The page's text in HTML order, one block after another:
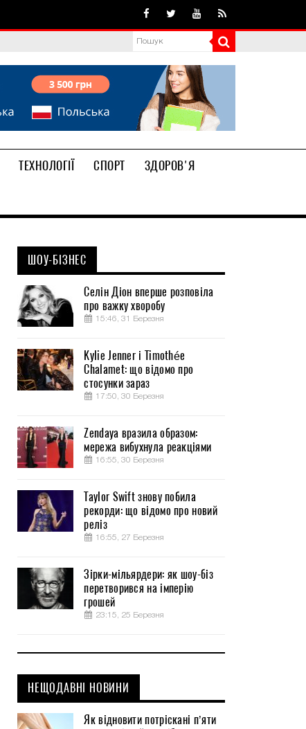
ТЕХНОЛОГІЇ СПОРТ
ЗДОРОВ'Я
ШОУ-БІЗНЕС
Селін Діон вперше розповіла
про важку хворобу
15:46, 31 Березня
Kylie Jenner і Timothée
Chalamet: що відомо про
стосунки зараз
17:50, 30 Березня
Zendaya вразила образом:
мережа вибухнула реакціями
16:55, 30 Березня
Taylor Swift знову побила
рекорди: що відомо про новий
реліз
16:55, 27 Березня
Зірки-мільярдери: як шоу-біз
перетворився на імперію
грошей
23:15, 25 Березня
НЕЩОДАВНІ НОВИНИ
Як відновити потріскані п’яти